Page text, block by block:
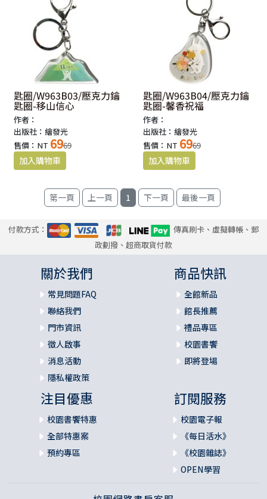
匙圈/W963B03/壓克力鑰
匙圈-移山信心
作者：
出版社：繪發光
售價：NT 6969
匙圈/W963B04/壓克力鑰
匙圈-馨香祝福
作者：
出版社：繪發光
售價：NT 6969
1
付款方式：
傳真刷卡、虛擬轉帳、郵
政劃撥、超商取貨付款
關於我們
常見問題FAQ
聯絡我們
門市資訊
徵人啟事
消息活動
隱私權政策
商品快訊
全館新品
館長推薦
禮品專區
校園書饗
即將登場
注目優惠
校園書饗特惠
全部特惠案
預約專區
訂閱服務
校園電子報
《每日活水》
《校園雜誌》
OPEN學習